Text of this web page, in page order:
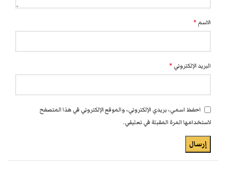
الاسم *
البريد الإلكتروني *
احفظ اسمي، بريدي الإلكتروني، والموقع الإلكتروني في هذا المتصفح
لاستخدامها المرة المقبلة في تعليقي.